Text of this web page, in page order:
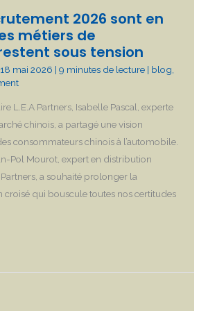
2026 sont en
métiers de
sous tension
18 mai 2026 |9 minutes de lecture | blog
L.E.A Partners, Isabelle Pascal, experte
chinois, a partagé une vision
consommateurs chinois à l’automobile.
Pol Mourot, expert en distribution
a souhaité prolonger la
croisé qui bouscule toutes nos certitudes